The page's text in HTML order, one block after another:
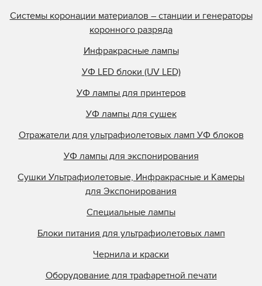
Системы коронации материалов – станции и генераторы
коронного разряда
Инфракрасные лампы
УФ LED блоки (UV LED)
УФ лампы для принтеров
УФ лампы для сушек
Отражатели для ультрафиолетовых ламп УФ блоков
УФ лампы для экспонирования
Сушки Ультрафиолетовые, Инфракрасные и Камеры
для Экспонирования
Специальные лампы
Блоки питания для ультрафиолетовых ламп
Чернила и краски
Оборудование для трафаретной печати